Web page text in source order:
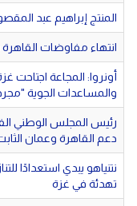
المنتج إبراهيم عبد المقصود يستعد
انتهاء مفاوضات
والمساعدات الجوية
رئيس المجلس الوطني
دعم القاهرة وعمان
نتنياهو يبدي استعدادًا
تهدئة في غزة